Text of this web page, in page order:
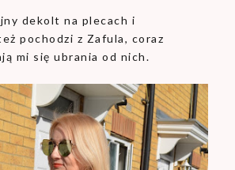
dekolt na plecach i
pochodzi z Zafula, coraz
mi się ubrania od nich.